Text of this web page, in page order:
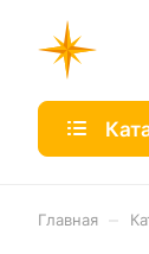
Главная